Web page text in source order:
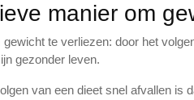
manier om
te verliezen: door het
gezonder leven.
van een dieet snel afvallen is